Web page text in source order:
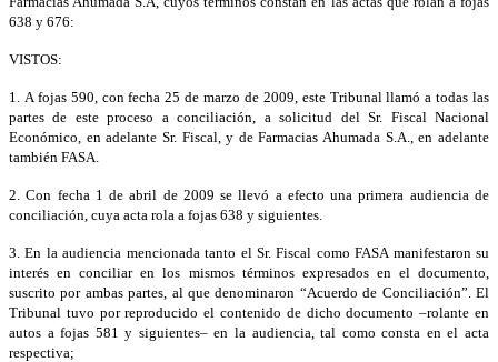
638 y 676:
VISTOS:
1. A fojas 590, con fecha 25 de marzo de 2009, este Tribunal llamó a todas las
partes de este proceso a conciliación, a solicitud del Sr. Fiscal Nacional
Económico, en adelante Sr. Fiscal, y de Farmacias Ahumada S.A., en adelante
también FASA.
2. Con fecha 1 de abril de 2009 se llevó a efecto una primera audiencia de
conciliación, cuya acta rola a fojas 638 y siguientes.
3. En la audiencia mencionada tanto el Sr. Fiscal como FASA manifestaron su
interés en conciliar en los mismos términos expresados en el documento,
suscrito por ambas partes, al que denominaron “Acuerdo de Conciliación”. El
Tribunal tuvo por reproducido el contenido de dicho documento –rolante en
autos a fojas 581 y siguientes– en la audiencia, tal como consta en el acta
respectiva;